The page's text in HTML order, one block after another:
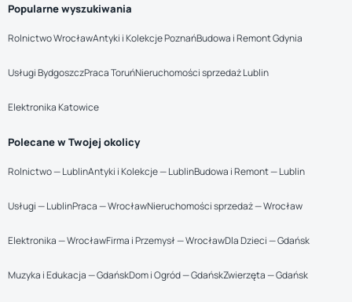
Popularne wyszukiwania
Rolnictwo WrocławAntyki i Kolekcje PoznańBudowa i Remont Gdynia
Usługi BydgoszczPraca ToruńNieruchomości sprzedaż Lublin
Elektronika Katowice
Polecane w Twojej okolicy
Rolnictwo — LublinAntyki i Kolekcje — LublinBudowa i Remont — Lublin
Usługi — LublinPraca — WrocławNieruchomości sprzedaż — Wrocław
Elektronika — WrocławFirma i Przemysł — WrocławDla Dzieci — Gdańsk
Muzyka i Edukacja — GdańskDom i Ogród — GdańskZwierzęta — Gdańsk